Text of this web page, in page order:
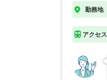
勤務地
アクセス